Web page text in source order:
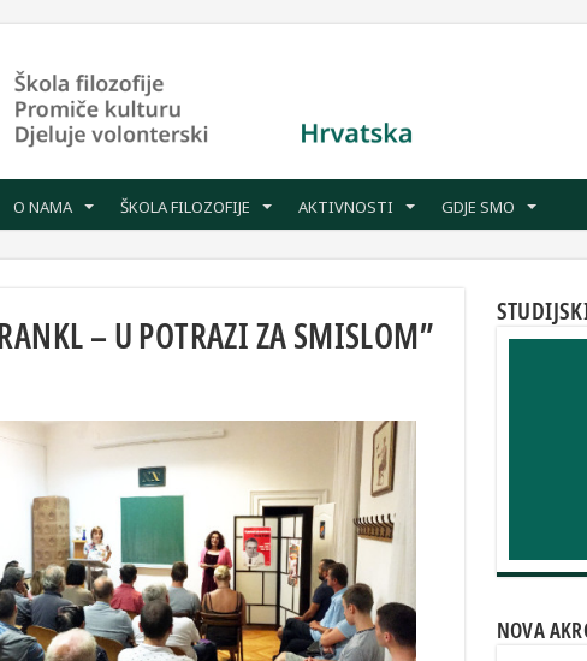
O NAMA ŠKOLA FILOZOFIJE AKTIVNOSTI GDJE SMO
– U POTRAZI ZA SMISLOM”
NOVA